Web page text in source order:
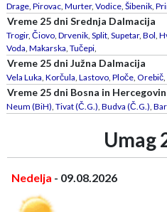
Drage, Pirovac, Murter, Vodice, Šibenik,
Vreme 25 dni Srednja Dalmacija
Trogir, Čiovo, Drvenik, Split, Supetar, Bol,
Voda, Makarska, Tučepi,
Vreme 25 dni Južna Dalmacija
Vela Luka, Korčula, Lastovo, Ploče, Orebič,
Vreme 25 dni Bosna in
Neum (BiH), Tivat (Č.G.), Budva (Č.G.),
Umag
Nedelja - 09.08.2026